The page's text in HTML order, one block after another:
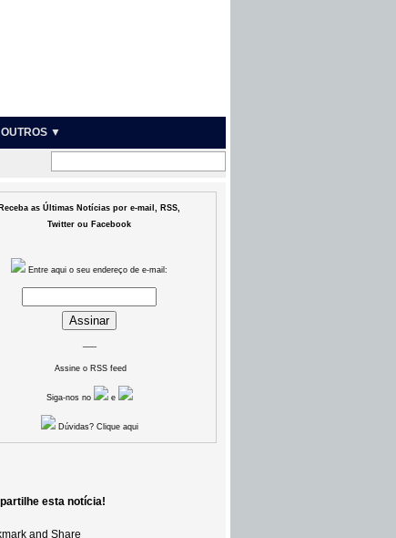
OUTROS ▼
Receba as Últimas Notícias por e-mail, RSS,
Twitter ou Facebook
Entre aqui o seu endereço de e-mail:
Assine o RSS feed
Siga-nos no e
Dúvidas? Clique aqui
esta notícia!